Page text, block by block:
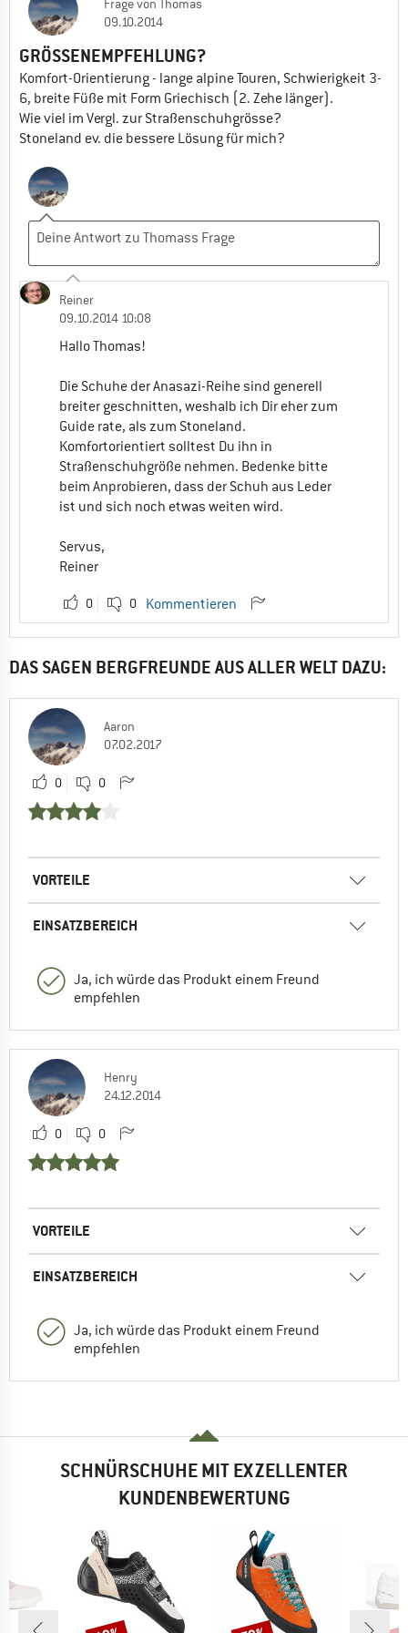
Fragevon
Thomas
09.10.2014
GRÖSSENEMPFEHLUNG?
Komfort-Orientierung - lange alpine Touren, Schwierigkeit 3-
6, breite Füße mit Form Griechisch (2. Zehe länger).
Wie viel im Vergl. zur Straßenschuhgrösse?
Stoneland ev. die bessere Lösung für mich?
Reiner
09.10.2014 10:08
Hallo Thomas!
Die Schuhe der Anasazi-Reihe sind generell
breiter geschnitten, weshalb ich Dir eher zum
Guide rate, als zum Stoneland.
Komfortorientiert solltest Du ihn in
Straßenschuhgröße nehmen. Bedenke bitte
beim Anprobieren, dass der Schuh aus Leder
ist und sich noch etwas weiten wird.
Servus,
Reiner
0 0 Kommentieren
DAS SAGEN BERGFREUNDE AUS ALLER WELT DAZU:
Aaron
07.02.2017
0 0
VORTEILE
EINSATZBEREICH
Ja, ich würde das Produkt einem Freund
empfehlen
Henry
24.12.2014
0 0
VORTEILE
EINSATZBEREICH
Ja, ich würde das Produkt einem Freund
empfehlen
SCHNÜRSCHUHE MIT EXZELLENTER
KUNDENBEWERTUNG